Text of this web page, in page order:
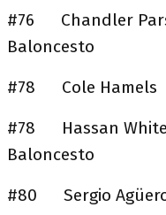
#76 Chandler
Baloncesto
#78 Cole
#78 Hassan
Baloncesto
#80 Sergio